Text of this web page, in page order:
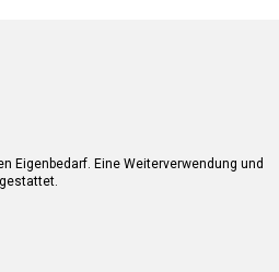
Eigenbedarf. Eine Weiterverwendung und